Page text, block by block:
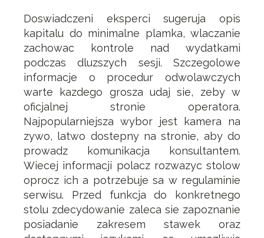
Doswiadczeni eksperci sugeruja opis
kapitalu do minimalne plamka, wlaczanie
zachowac kontrole nad wydatkami
podczas dluzszych sesji. Szczegolowe
informacje o procedur odwolawczych
warte kazdego grosza udaj sie, zeby w
oficjalnej stronie operatora.
Najpopularniejsza wybor jest kamera na
zywo, latwo dostepny na stronie, aby do
prowadz komunikacja konsultantem.
Wiecej informacji polacz rozwazyc stolow
oprocz ich a potrzebuje sa w regulaminie
serwisu. Przed funkcja do konkretnego
stolu zdecydowanie zaleca sie zapoznanie
posiadanie zakresem stawek oraz